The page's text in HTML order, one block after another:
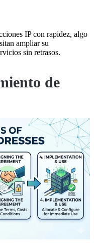
IP con rapidez, algo
ampliar su
sin retrasos.
de